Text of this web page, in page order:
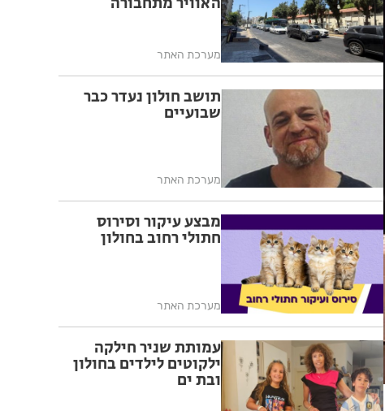
מערכת האתר
תושב חולון נעדר כבר
שבועיים
מערכת האתר
מבצע עיקור וסירוס
חתולי רחוב בחולון
מערכת האתר
עמותת שניר חילקה
ילקוטים לילדים בחולון
ובת ים